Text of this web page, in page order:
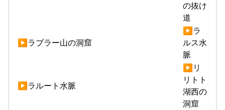
の抜け
道
▶ラブラー山の洞窟
▶ラ
ルス水
脈
▶ラルート水脈
▶リ
リトト
湖西の
洞窟